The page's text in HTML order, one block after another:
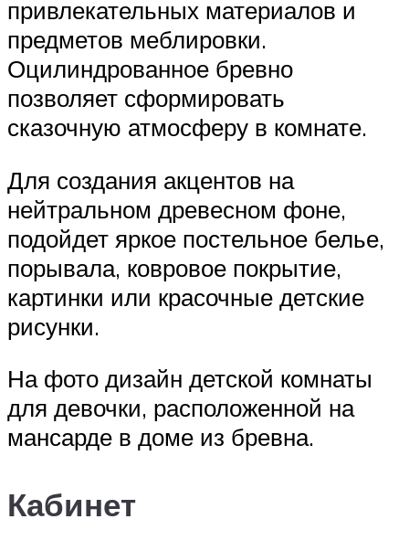
привлекательных материалов и
предметов меблировки.
Оцилиндрованное бревно
позволяет сформировать
сказочную атмосферу в комнате.
Для создания акцентов на
нейтральном древесном фоне,
подойдет яркое постельное белье,
порывала, ковровое покрытие,
картинки или красочные детские
рисунки.
На фото дизайн детской комнаты
для девочки, расположенной на
мансарде в доме из бревна.
Кабинет